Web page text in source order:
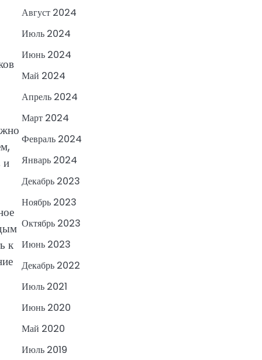
и
к
Август 2024
Июль 2024
Июнь 2024
Май 2024
Апрель 2024
Март 2024
Февраль 2024
Январь 2024
Декабрь 2023
Ноябрь 2023
Октябрь 2023
Июнь 2023
Декабрь 2022
Июль 2021
Июнь 2020
Май 2020
Июль 2019